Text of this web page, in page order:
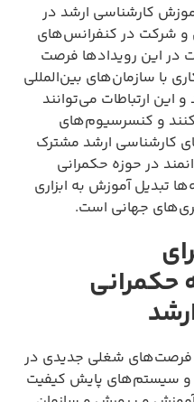
کارشناسی ارشد در
و شرکت در کنفرانس‌های
در این رویدادها فرصت
با سازمان‌های بین‌المللی
ارتباطات می‌توانند
کنند و کنسرسیوم‌های
کارشناسی ارشد مشترک
در حوزه حکمرانی
تبدیل آموزش به ابزاری
جهانی است.
حکمرانی
فرصت‌های شغلی جدیدی در
و سیستم‌های پایش کیفیت